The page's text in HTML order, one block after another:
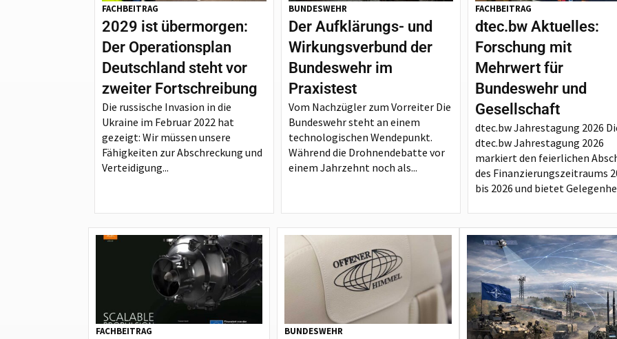
FACHBEITRAG
2029 ist übermorgen:
Der Operationsplan
Deutschland steht vor
zweiter Fortschreibung
Die russische Invasion in die
Ukraine im Februar 2022 hat
gezeigt: Wir müssen unsere
Fähigkeiten zur Abschreckung und
Verteidigung...
BUNDESWEHR
Der Aufklärungs- und
Wirkungsverbund der
Bundeswehr im
Praxistest
Vom Nachzügler zum Vorreiter Die
Bundeswehr steht an einem
technologischen Wendepunkt.
Während die Drohnendebatte vor
einem Jahrzehnt noch als...
FACHBEITRAG
dtec.bw Aktuelles:
Forschung mit
Mehrwert für
Bundeswehr und
Gesellschaft
dtec.bw Jahrestagung 2026
dtec.bw Jahrestagung 2026
markiert den feierlichen
des Finanzierungszeitraums
bis 2026 und bietet
FACHBEITRAG BUNDESWEHR